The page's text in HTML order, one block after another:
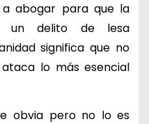
abogar para que la
un delito de lesa
significa que no
lo más esencial
obvia pero no lo es